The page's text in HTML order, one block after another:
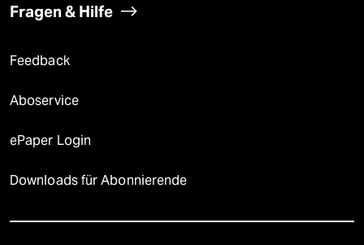
Fragen & Hilfe
Feedback
Aboservice
ePaper Login
Downloads für Abonnierende